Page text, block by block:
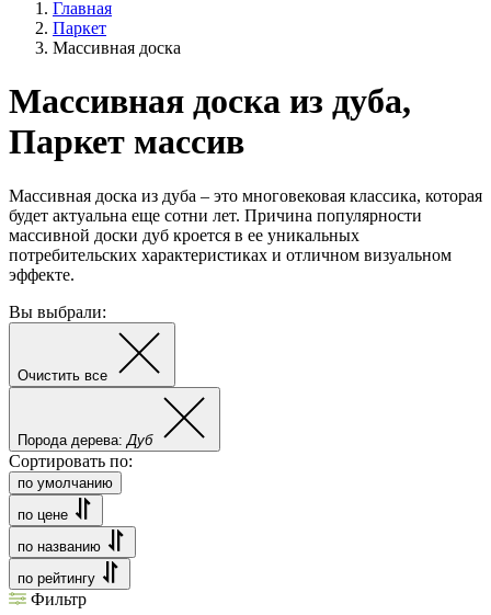
Главная
Паркет
Массивная доска
Массивная доска из дуба,
Паркет массив
Массивная доска из дуба – это многовековая классика, которая
будет актуальна еще сотни лет. Причина популярности
массивной доски дуб кроется в ее уникальных
потребительских характеристиках и отличном визуальном
эффекте.
Вы выбрали:
Очистить все
Порода дерева: Дуб
Сортировать по:
по умолчанию
по цене
по названию
по рейтингу
Фильтр